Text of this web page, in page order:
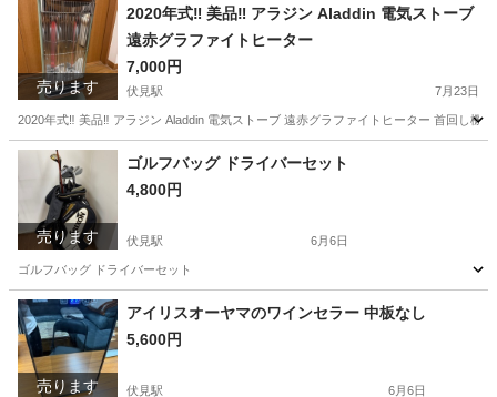
京都 京都市 伏見駅 一輪車
売ります
2020年式‼️ 美品‼️ アラジン Aladdin 電気ストーブ
遠赤グラファイトヒーター
7,000円
伏見駅 7月23日
2020年式‼️ 美品‼️ アラジン Aladdin 電気ストーブ 遠赤グラファイトヒーター 首回し機
京都 京都市 伏見駅 季節、空調家電 グラファイト
売ります
ゴルフバッグ ドライバーセット
4,800円
伏見駅 6月6日
ゴルフバッグ ドライバーセット
京都 京都市 伏見駅 ゴルフ セット
売ります
アイリスオーヤマのワインセラー 中板なし
5,600円
伏見駅 6月6日